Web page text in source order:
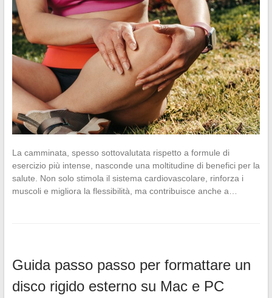
La camminata, spesso sottovalutata rispetto a formule di
esercizio più intense, nasconde una moltitudine di benefici per la
salute. Non solo stimola il sistema cardiovascolare, rinforza i
muscoli e migliora la flessibilità, ma contribuisce anche a…
Guida passo passo per formattare un
disco rigido esterno su Mac e PC